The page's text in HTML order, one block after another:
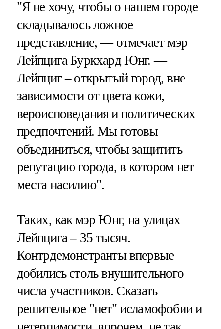
"Я не хочу, чтобы о нашем городе
складывалось ложное
представление, — отмечает мэр
Лейпцига Буркхард Юнг. —
Лейпциг – открытый город, вне
зависимости от цвета кожи,
вероисповедания и политических
предпочтений. Мы готовы
объединиться, чтобы защитить
репутацию города, в котором нет
места насилию".
Таких, как мэр Юнг, на улицах
Лейпцига – 35 тысяч.
Контрдемонстранты впервые
добились столь внушительного
числа участников. Сказать
решительное "нет" исламофобии и